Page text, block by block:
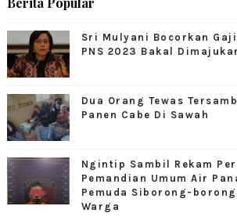
Sri Mulyani Bocorkan Gaji
PNS 2023 Bakal
Dua Orang Tewas
Panen Cabe Di Sawah
Ngintip Sambil Rekam
Pemandian Umum Air
Pemuda Siborong-
Warga